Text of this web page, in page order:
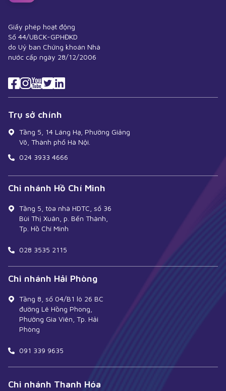
Giấy phép hoạt động
Số 44/UBCK-GPHĐKD
do Uỷ ban Chứng khoán Nhà
nước cấp ngày 28/12/2006
Trụ sở chính
Tầng 5, 14 Láng Hạ, Phường Giảng
Võ, Thành phố Hà Nội.
024 3933 4666
Chi nhánh Hồ Chí Minh
Tầng 5, tòa nhà HDTC, số 36
Bùi Thị Xuân, p. Bến Thành,
Tp. Hồ Chí Minh
028 3535 2115
Chi nhánh Hải Phòng
Tầng 8, số 04/B1 lô 26 BC
đường Lê Hồng Phong,
Phường Gia Viên, Tp. Hải
Phòng
091 339 9635
Chi nhánh Thanh Hóa